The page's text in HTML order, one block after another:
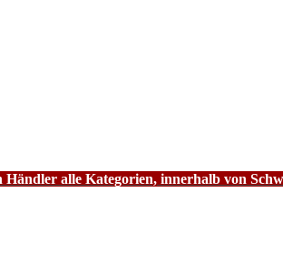
alle Kategorien, innerhalb von